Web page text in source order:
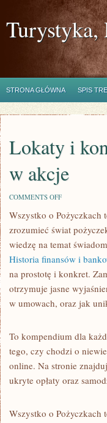
Turystyka,
STRONA GŁÓWNA SPIS
Lokaty i
w akcje
COMMENTS OFFON
I
KONTA
I
W
AKCJE
Wszystko o Pożyczkach
zrozumieć świat
wiedzę na temat
Historia finansów i
na prostotę i konkret.
otrzymuje jasne
w umowach, oraz jak
To kompendium dla
tego, czy chodzi o
online. Na stronie
ukryte opłaty oraz
Wszystko o Pożyczkach